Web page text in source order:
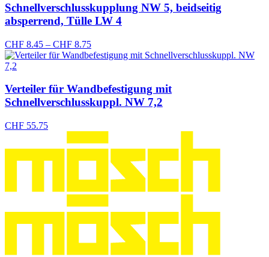
Schnellverschlusskupplung NW 5, beidseitig
absperrend, Tülle LW 4
CHF 8.45 – CHF 8.75Preisspanne:
CHF 8.45
Verteiler für Wandbefestigung mit
Schnellverschlusskuppl. NW 7,2
CHF 55.75